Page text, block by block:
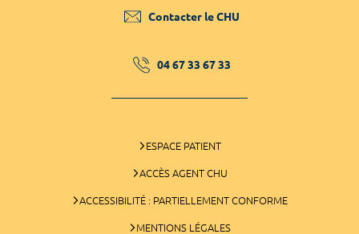
Contacter le CHU
04 67 33 67 33
ESPACE PATIENT
ACCÈS AGENT CHU
ACCESSIBILITÉ : PARTIELLEMENT CONFORME
MENTIONS LÉGALES